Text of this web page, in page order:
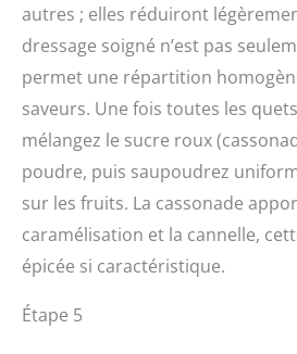
autres ; elles réduiront
dressage soigné n’est pas
permet une répartition
saveurs. Une fois toutes les
mélangez le sucre roux
poudre, puis saupoudrez
sur les fruits. La cassonade
caramélisation et la cannelle,
épicée si caractéristique.
Étape 5